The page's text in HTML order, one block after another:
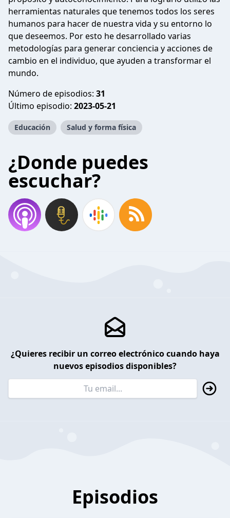
herramientas naturales que tenemos todos los seres
humanos para hacer de nuestra vida y su entorno lo
que deseemos. Por esto he desarrollado varias
metodologías para generar conciencia y acciones de
cambio en el individuo, que ayuden a transformar el
mundo.
Número de episodios: 31
Último episodio: 2023-05-21
Educación Salud y forma física
¿Donde puedes
escuchar?
¿Quieres recibir un correo electrónico cuando haya
nuevos episodios disponibles?
Episodios